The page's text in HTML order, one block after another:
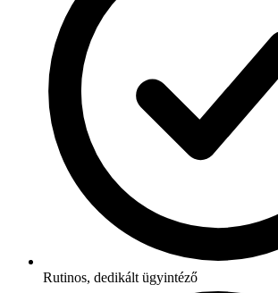
Rutinos, dedikált ügyintéző